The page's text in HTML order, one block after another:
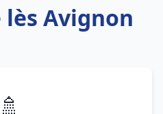
Avignon
🚿